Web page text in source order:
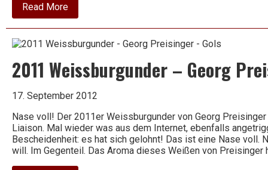
Read Moreabout
2011
Gewürztraminer
Personelle“
„Rittersberg“
Jean-
Schmitt
–
Alsace
2011 Weissburgunder – Georg
17. September 2012
Nase voll! Der 2011er Weissburgunder von Georg
Liaison. Mal wieder was aus dem Internet, ebenfalls
Bescheidenheit: es hat sich gelohnt! Das ist eine Nase voll.
will. Im Gegenteil. Das Aroma dieses Weißen von Preisinger